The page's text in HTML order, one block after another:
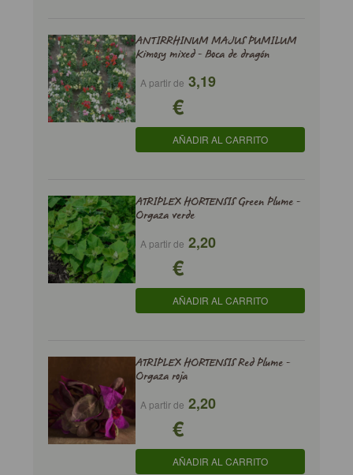
ANTIRRHINUM MAJUS PUMILUM
Kimosy mixed - Boca de dragón
A partir de 3,19
€
AÑADIR AL CARRITO
ATRIPLEX HORTENSIS Green Plume -
Orgaza verde
A partir de 2,20
€
AÑADIR AL CARRITO
ATRIPLEX HORTENSIS Red Plume -
Orgaza roja
A partir de 2,20
€
AÑADIR AL CARRITO